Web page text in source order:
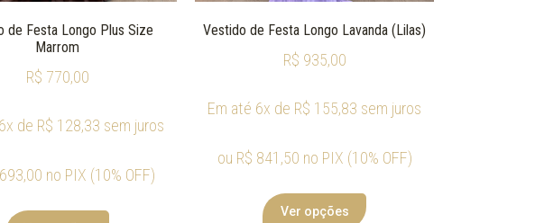
de Festa Longo Plus Size
Marrom
R$ 770,00
de R$ 128,33 sem juros
693,00 no PIX (10% OFF)
Vestido de Festa Longo Lavanda (Lilas)
R$ 935,00
Em até 6x de R$ 155,83 sem juros
ou R$ 841,50 no PIX (10% OFF)
Ver opções